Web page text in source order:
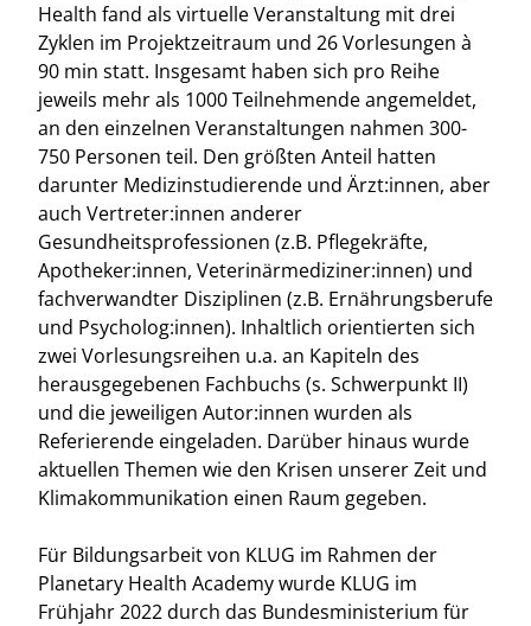
Health fand als virtuelle Veranstaltung mit drei
Zyklen im Projektzeitraum und 26 Vorlesungen à
90 min statt. Insgesamt haben sich pro Reihe
jeweils mehr als 1000 Teilnehmende angemeldet,
an den einzelnen Veranstaltungen nahmen 300-
750 Personen teil. Den größten Anteil hatten
darunter Medizinstudierende und Ärzt:innen, aber
auch Vertreter:innen anderer
Gesundheitsprofessionen (z.B. Pflegekräfte,
Apotheker:innen, Veterinärmediziner:innen) und
fachverwandter Disziplinen (z.B. Ernährungsberufe
und Psycholog:innen). Inhaltlich orientierten sich
zwei Vorlesungsreihen u.a. an Kapiteln des
herausgegebenen Fachbuchs (s. Schwerpunkt II)
und die jeweiligen Autor:innen wurden als
Referierende eingeladen. Darüber hinaus wurde
aktuellen Themen wie den Krisen unserer Zeit und
Klimakommunikation einen Raum gegeben.
Für Bildungsarbeit von KLUG im Rahmen der
Planetary Health Academy wurde KLUG im
Frühjahr 2022 durch das Bundesministerium für